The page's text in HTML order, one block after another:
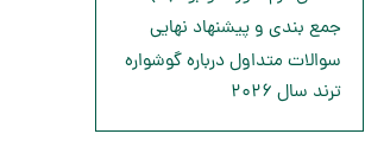
جمع بندی و پیشنهاد نهایی
سوالات متداول درباره گوشواره
ترند سال ۲۰۲۶